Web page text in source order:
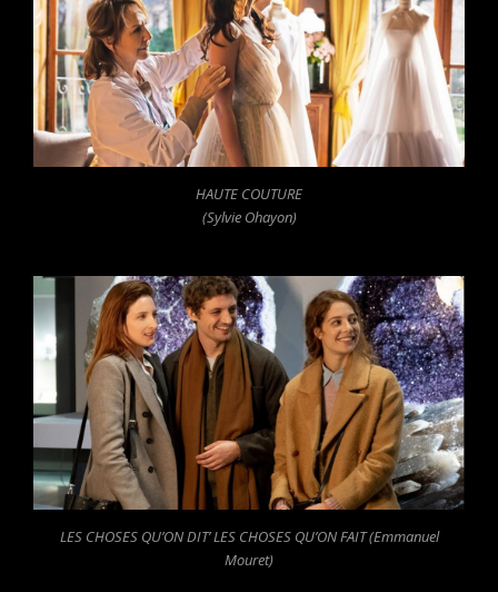
HAUTE COUTURE
(Sylvie Ohayon)
LES CHOSES QU’ON DIT’ LES CHOSES QU’ON FAIT (Emmanuel
Mouret)